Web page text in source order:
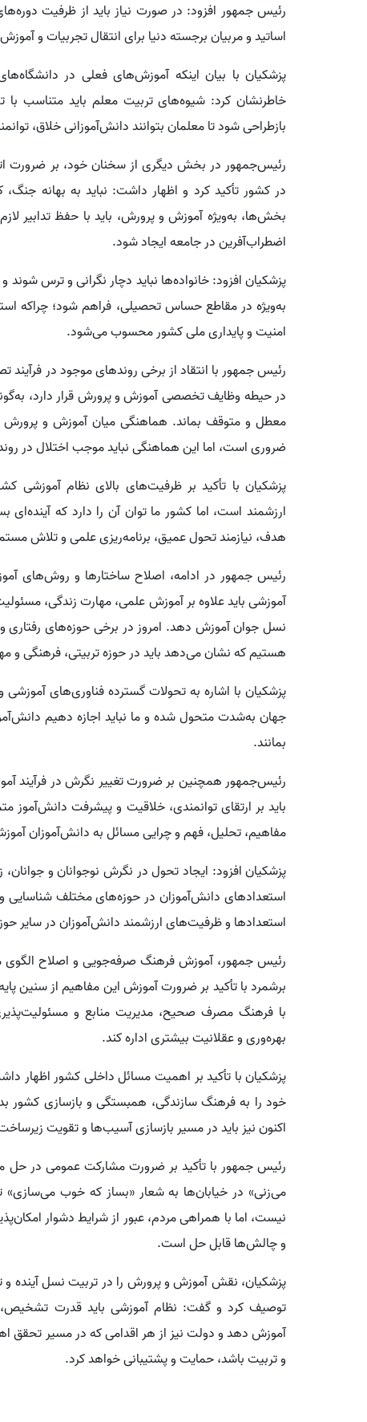
رئیس جمهور افزود: در صورت نیاز باید از ظرفیت
اساتید و مربیان برجسته دنیا برای انتقال تجربیات و
پزشکیان با بیان اینکه آموزش‌های فعلی در
خاطرنشان کرد: شیوه‌های تربیت معلم باید متناسب
بازطراحی شود تا معلمان بتوانند دانش‌آموزانی خلاق،
رئیس‌جمهور در بخش دیگری از سخنان خود، بر ضرورت
در کشور تأکید کرد و اظهار داشت: نباید به بهانه
بخش‌ها، به‌ویژه آموزش و پرورش، باید با حفظ تدابیر
اضطراب‌آفرین در جامعه ایجاد شود.
پزشکیان افزود: خانواده‌ها نباید دچار نگرانی و ترس
به‌ویژه در مقاطع حساس تحصیلی، فراهم شود؛ چراکه
امنیت و پایداری ملی کشور محسوب می‌شود.
رئیس جمهور با انتقاد از برخی روندهای موجود در
در حیطه وظایف تخصصی آموزش و پرورش قرار دارد،
معطل و متوقف بماند. هماهنگی میان آموزش و پرورش
ضروری است، اما این هماهنگی نباید موجب اختلال در
پزشکیان با تأکید بر ظرفیت‌های بالای نظام آموزشی
ارزشمند است، اما کشور ما توان آن را دارد که
هدف، نیازمند تحول عمیق، برنامه‌ریزی علمی و تلاش
رئیس جمهور در ادامه، اصلاح ساختارها و روش‌های
آموزشی باید علاوه بر آموزش علمی، مهارت زندگی،
نسل جوان آموزش دهد. امروز در برخی حوزه‌های رفتاری
هستیم که نشان می‌دهد باید در حوزه تربیتی، فرهنگی و
پزشکیان با اشاره به تحولات گسترده فناوری‌های آموزشی
جهان به‌شدت متحول شده و ما نباید اجازه دهیم
بمانند.
رئیس‌جمهور همچنین بر ضرورت تغییر نگرش در فرآیند
باید بر ارتقای توانمندی، خلاقیت و پیشرفت
مفاهیم، تحلیل، فهم و چرایی مسائل به دانش‌آموزان
پزشکیان افزود: ایجاد تحول در نگرش نوجوانان و
استعدادهای دانش‌آموزان در حوزه‌های مختلف
استعدادها و ظرفیت‌های ارزشمند دانش‌آموزان در سایر
رئیس جمهور، آموزش فرهنگ صرفه‌جویی و اصلاح
برشمرد با تأکید بر ضرورت آموزش این مفاهیم از سنین
با فرهنگ مصرف صحیح، مدیریت منابع و
بهره‌وری و عقلانیت بیشتری اداره کند.
پزشکیان با تأکید بر اهمیت مسائل داخلی کشور اظهار
خود را به فرهنگ سازندگی، همبستگی و بازسازی کشور
اکنون نیز باید در مسیر بازسازی آسیب‌ها و تقویت
رئیس جمهور با تأکید بر ضرورت مشارکت عمومی در حل
می‌زنی» در خیابان‌ها به شعار «بساز که خوب
نیست، اما با همراهی مردم، عبور از شرایط دشوار
و چالش‌ها قابل حل است.
پزشکیان، نقش آموزش و پرورش را در تربیت نسل آینده
توصیف کرد و گفت: نظام آموزشی باید قدرت تشخیص،
آموزش دهد و دولت نیز از هر اقدامی که در مسیر تحقق
و تربیت باشد، حمایت و پشتیبانی خواهد کرد.